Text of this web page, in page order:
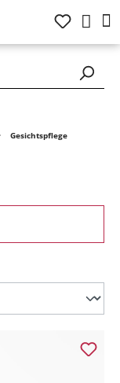
Gesichtspflege